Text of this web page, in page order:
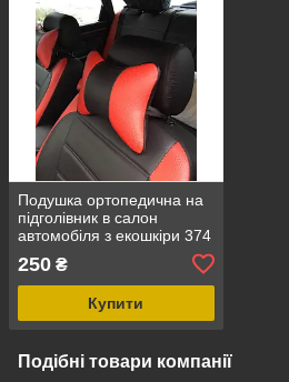
Подушка ортопедична на
підголівник в салон
автомобіля з екошкіри 374
250 ₴
Купити
Подібні товари компанії